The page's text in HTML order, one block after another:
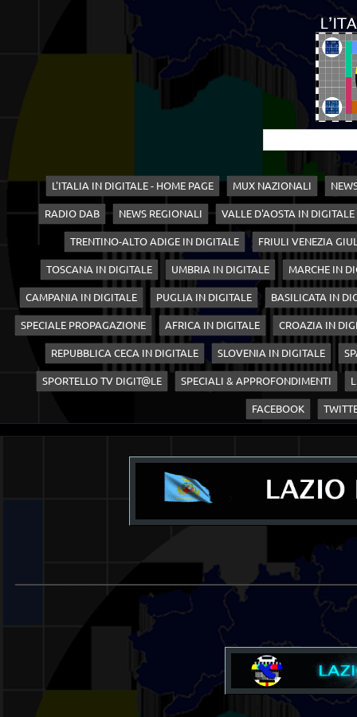
L'ITALIA IN DIGITALE - HOME PAGE MUX NAZIONALI
RADIO DAB NEWS REGIONALI VALLE D'AOSTA IN DIGITALE
TRENTINO-ALTO ADIGE IN DIGITALE FRIULI VENEZIA
TOSCANA IN DIGITALE UMBRIA IN DIGITALE MARCHE IN
CAMPANIA IN DIGITALE PUGLIA IN DIGITALE BASILICATA IN
SPECIALE PROPAGAZIONE AFRICA IN DIGITALE CROAZIA IN
REPUBBLICA CECA IN DIGITALE SLOVENIA IN DIGITALE
SPORTELLO TV DIGIT@LE SPECIALI & APPROFONDIMENTI
FACEBOOK